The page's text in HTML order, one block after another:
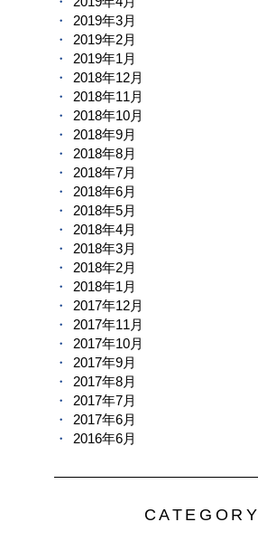
2019年3月
2019年2月
2019年1月
2018年12月
2018年11月
2018年10月
2018年9月
2018年8月
2018年7月
2018年6月
2018年5月
2018年4月
2018年3月
2018年2月
2018年1月
2017年12月
2017年11月
2017年10月
2017年9月
2017年8月
2017年7月
2017年6月
2016年6月
CATEGORY